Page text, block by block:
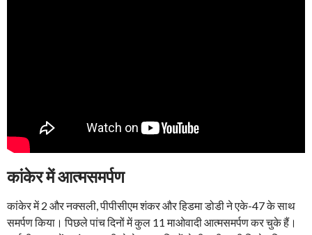
कांकेर में आत्मसमर्पण
कांकेर में 2 और नक्सली, पीपीसीएम शंकर और हिडमा डोडी ने एके-47 के साथ
समर्पण किया। पिछले पांच दिनों में कुल 11 माओवादी आत्मसमर्पण कर चुके हैं।